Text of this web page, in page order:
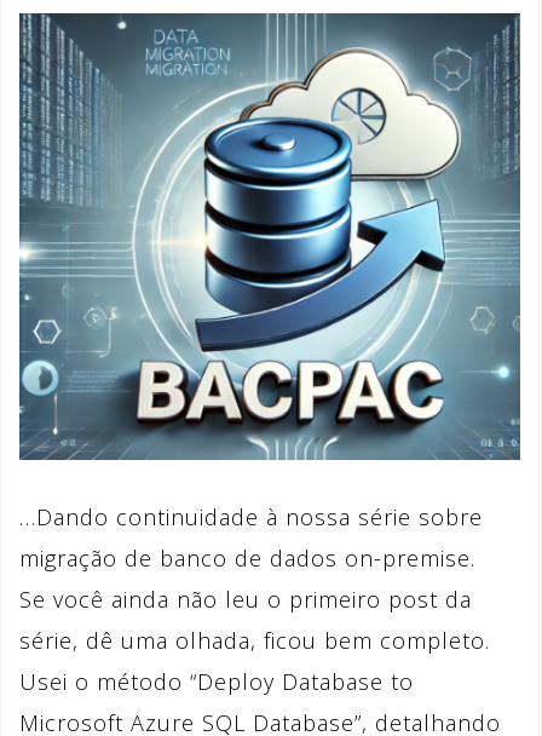
…Dando continuidade à nossa série sobre
migração de banco de dados on-premise.
Se você ainda não leu o primeiro post da
série, dê uma olhada, ficou bem completo.
Usei o método “Deploy Database to
Microsoft Azure SQL Database”, detalhando